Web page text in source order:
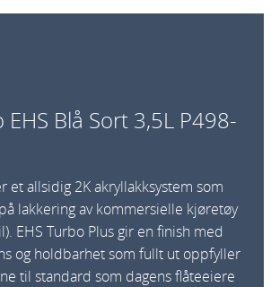
Blå Sort 3,5L P498-
et allsidig 2K akryllakksystem som
lakkering av kommersielle kjøretøy
EHS Turbo Plus gir en finish med
og holdbarhet som fullt ut oppfyller
til standard som dagens flåteeiere